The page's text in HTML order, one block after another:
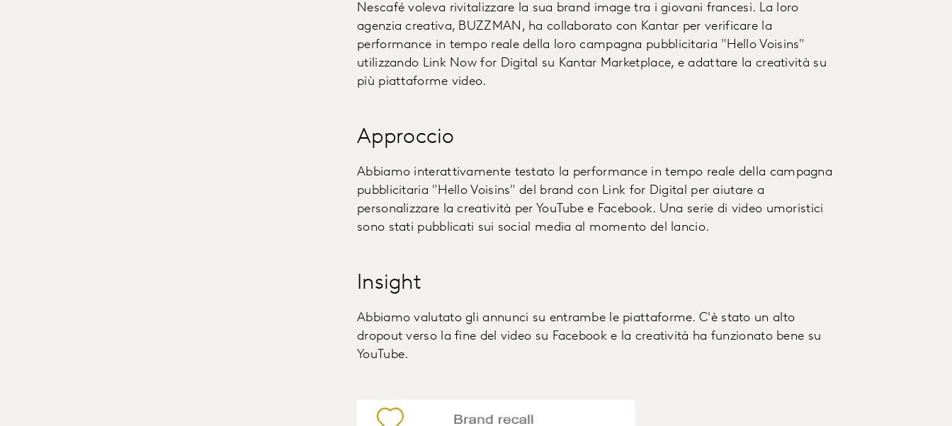
Nescafé voleva rivitalizzare la sua brand image tra i giovani francesi. La loro
agenzia creativa, BUZZMAN, ha collaborato con Kantar per verificare la
performance in tempo reale della loro campagna pubblicitaria "Hello Voisins"
utilizzando Link Now for Digital su Kantar Marketplace, e adattare la creatività su
più piattaforme video.
Approccio
Abbiamo interattivamente testato la performance in tempo reale della campagna
pubblicitaria "Hello Voisins" del brand con Link for Digital per aiutare a
personalizzare la creatività per YouTube e Facebook. Una serie di video umoristici
sono stati pubblicati sui social media al momento del lancio.
Insight
Abbiamo valutato gli annunci su entrambe le piattaforme. C'è stato un alto
dropout verso la fine del video su Facebook e la creatività ha funzionato bene su
YouTube.